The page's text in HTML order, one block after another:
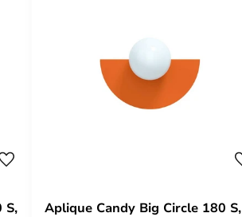
S,
Aplique Candy Big Circle 180 S,